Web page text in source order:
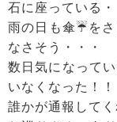
石に座っている
雨の日も傘☔を
なさそう・・・
数日気になって
いなくなった！！
誰かが通報して